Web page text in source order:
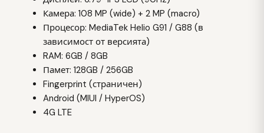
Камера: 108 MP (wide) + 2 MP (macro)
Процесор: MediaTek Helio G91 / G88 (в
зависимост от версията)
RAM: 6GB / 8GB
Памет: 128GB / 256GB
Fingerprint (страничен)
Android (MIUI / HyperOS)
4G LTE